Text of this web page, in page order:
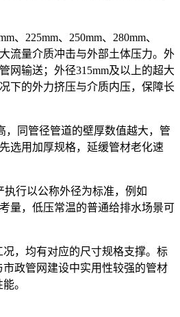
225mm、250mm、280mm、
流量介质冲击与外部土体压力。外
网输送；外径315mm及以上的超大
下的外力挤压与介质内压，保障长
，同管径管道的壁厚数值越大，管
选用加厚规格，延缓管材老化速
行以公称外径为标准，例如
量，低压常温的普通给排水场景可
，均有对应的尺寸规格支撑。标
政管网建设中实用性较强的管材
。